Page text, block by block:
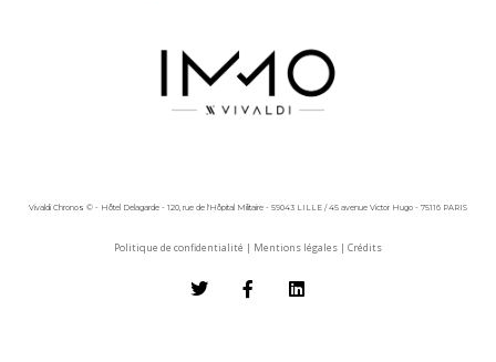
Vivaldi Chronos © - Hôtel Delagarde - 120, rue de l'Hôpital Militaire - 59043 LILLE / 45 avenue Victor Hugo - 75116 PARIS
Politique de confidentialité | Mentions légales | Crédits